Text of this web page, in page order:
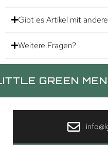
Gibt es Artikel mit
Weitere Fragen?
MEN.